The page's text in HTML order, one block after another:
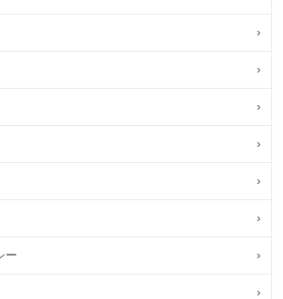
›
›
›
›
›
›
ー ›
›